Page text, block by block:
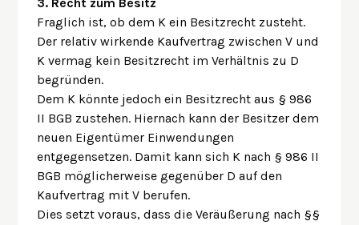
Fraglich ist, ob dem K ein Besitzrecht zusteht.
Der relativ wirkende Kaufvertrag zwischen V und
K vermag kein Besitzrecht im Verhältnis zu D
begründen.
Dem K könnte jedoch ein Besitzrecht aus § 986
II BGB zustehen. Hiernach kann der Besitzer dem
neuen Eigentümer Einwendungen
entgegensetzen. Damit kann sich K nach § 986 II
BGB möglicherweise gegenüber D auf den
Kaufvertrag mit V berufen.
Dies setzt voraus, dass die Veräußerung nach §§